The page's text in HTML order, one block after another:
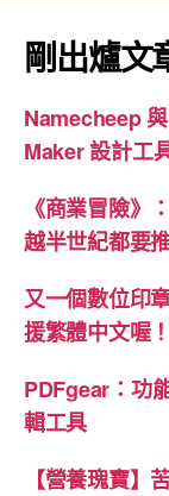
剛出爐文
Namecheep
Maker 設計工
《商業冒險》
越半世紀都要
又一個數位印
援繁體中文喔！
PDFgear：功
輯工具
【營養瑰寶】